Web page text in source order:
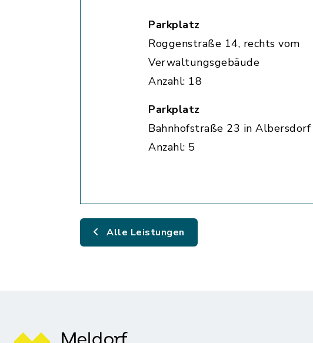
Parkplatz
Roggenstraße 14, rechts vom
Verwaltungsgebäude
Anzahl: 18
Parkplatz
Bahnhofstraße 23 in Albersdorf
Anzahl: 5
Alle Leistungen